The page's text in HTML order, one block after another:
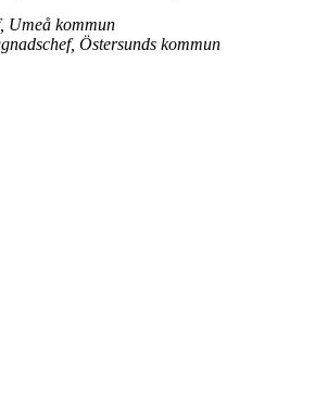
Umeå kommun
Östersunds kommun